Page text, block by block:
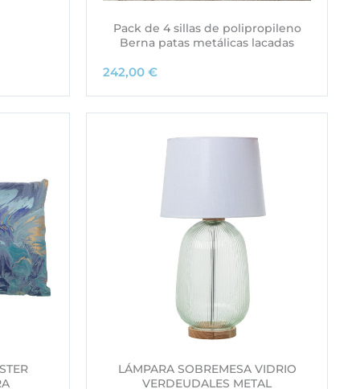
Pack de 4 sillas de polipropileno
Berna patas metálicas lacadas
242,00 €
LÁMPARA SOBREMESA VIDRIO
VERDEUDALES METAL